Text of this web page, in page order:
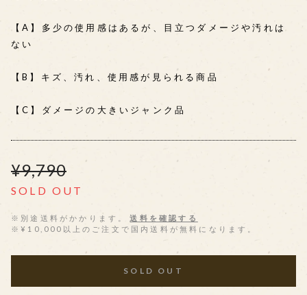
【A】多少の使用感はあるが、目立つダメージや汚れは
ない
【B】キズ、汚れ、使用感が見られる商品
【C】ダメージの大きいジャンク品
¥9,790
SOLD OUT
※別途送料がかかります。
送料を確認する
※¥10,000以上のご注文で国内送料が無料になります。
SOLD OUT